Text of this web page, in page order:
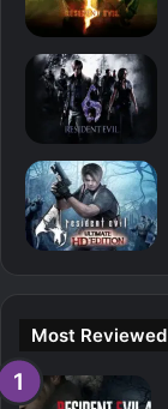
Most Reviewed